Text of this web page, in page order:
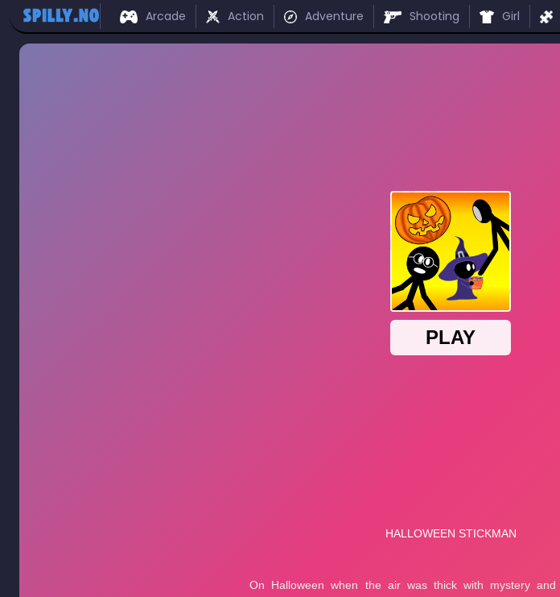
Arcade Action Adventure Shooting Girl